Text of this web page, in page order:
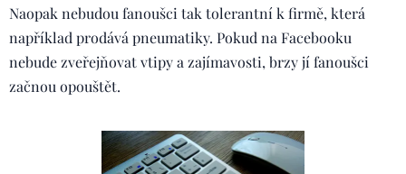
Naopak nebudou fanoušci tak tolerantní k firmě, která
například prodává pneumatiky. Pokud na Facebooku
nebude zveřejňovat vtipy a zajímavosti, brzy jí fanoušci
začnou opouštět.